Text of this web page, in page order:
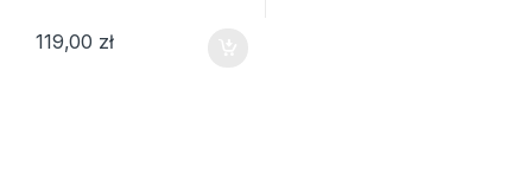
119,00 zł